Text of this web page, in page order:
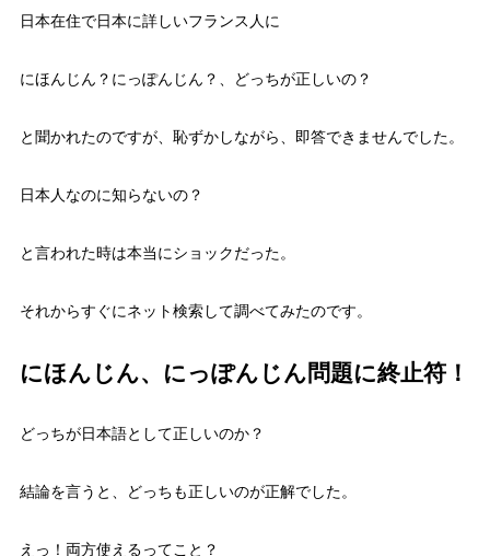
日本在住で日本に詳しいフランス人に
にほんじん？にっぽんじん？、どっちが正しいの？
と聞かれたのですが、恥ずかしながら、即答できませんでした。
日本人なのに知らないの？
と言われた時は本当にショックだった。
それからすぐにネット検索して調べてみたのです。
にほんじん、にっぽんじん問題に終止符！
どっちが日本語として正しいのか？
結論を言うと、どっちも正しいのが正解でした。
えっ！両方使えるってこと？